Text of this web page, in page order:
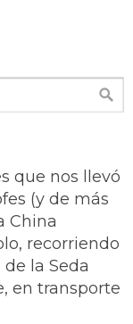
que nos llevó
(y de más
China
recorriendo
la Seda
en transporte